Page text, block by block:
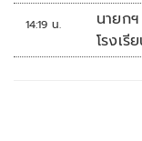
14:19 น.
นายก
โรงเรี
ทันที